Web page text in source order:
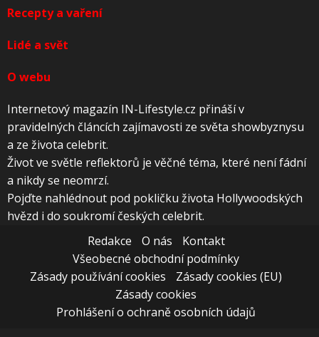
Recepty a vaření
Lidé a svět
O webu
Internetový magazín IN-Lifestyle.cz přináší v
pravidelných článcích zajímavosti ze světa showbyznysu
a ze života celebrit.
Život ve světle reflektorů je věčné téma, které není fádní
a nikdy se neomrzí.
Pojďte nahlédnout pod pokličku života Hollywoodských
hvězd i do soukromí českých celebrit.
Redakce
O nás
Kontakt
Všeobecné obchodní podmínky
Zásady používání cookies
Zásady cookies (EU)
Zásady cookies
Prohlášení o ochraně osobních údajů